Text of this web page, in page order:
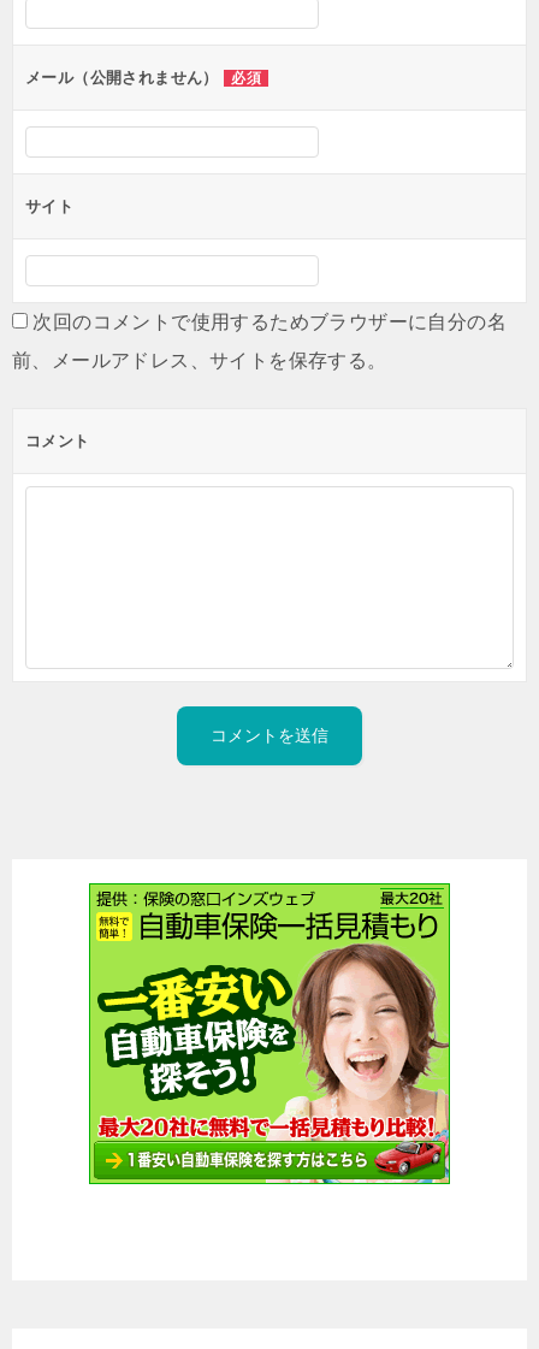
メール（公開されません） 必須
サイト
次回のコメントで使用するためブラウザーに自分の名
前、メールアドレス、サイトを保存する。
コメント